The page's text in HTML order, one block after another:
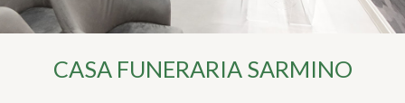
CASA FUNERARIA SARMINO